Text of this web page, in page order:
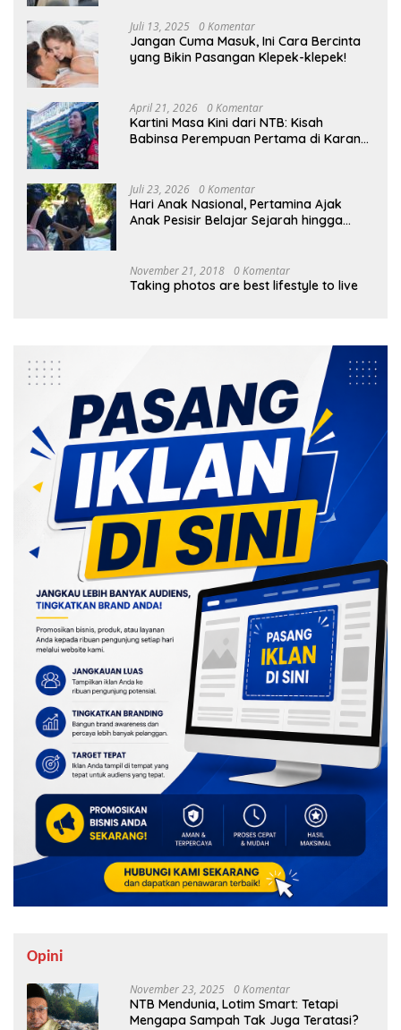
Juli 13, 2025 0 Komentar
Jangan Cuma Masuk, Ini Cara Bercinta
yang Bikin Pasangan Klepek-klepek!
April 21, 2026 0 Komentar
Kartini Masa Kini dari NTB: Kisah
Babinsa Perempuan Pertama di Karang
Juli 23, 2026 0 Komentar
Hari Anak Nasional, Pertamina Ajak
Anak Pesisir Belajar Sejarah hingga
November 21, 2018 0 Komentar
Taking photos are best lifestyle to live
Opini
November 23, 2025 0 Komentar
NTB Mendunia, Lotim Smart: Tetapi
Mengapa Sampah Tak Juga Teratasi?